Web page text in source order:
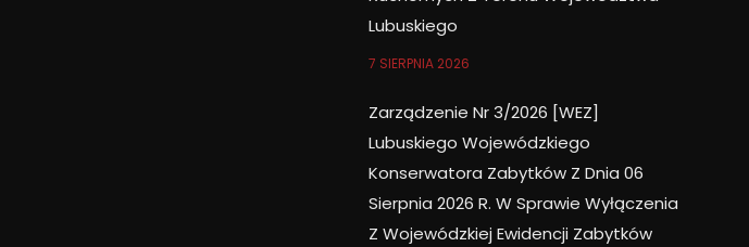
Lubuskiego
7 SIERPNIA 2026
Zarządzenie Nr 3/2026 [WEZ]
Lubuskiego Wojewódzkiego
Konserwatora Zabytków Z Dnia 06
Sierpnia 2026 R. W Sprawie Wyłączenia
Z Wojewódzkiej Ewidencji Zabytków